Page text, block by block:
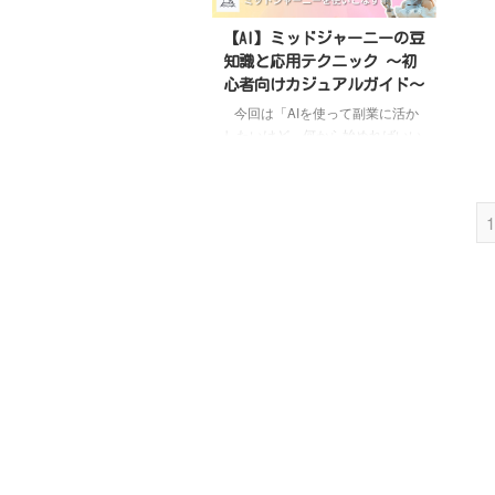
く解説していきます！
是非最後
までお読みください
21シェア
ーズが「XRP ETF」申請！狙いは
仮想通貨市場への一大インパク
ト？ 仮想通貨市場の拡大に欠か
せない動きとして、資産運用会社
【AI】ミッドジャーニーの豆
知識と応用テクニック 〜初
心者向けカジュアルガイド〜
今回は「AIを使って副業に活か
したいけど、何から始めればいい
1